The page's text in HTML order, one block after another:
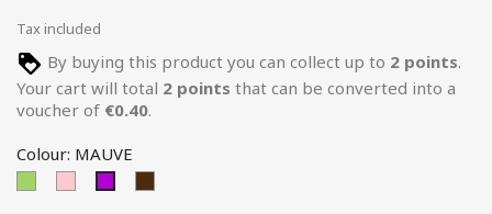
Tax included
By buying this product you can collect up to 2 points.
Your cart will total 2 points that can be converted into a
voucher of €0.40.
Colour: MAUVE